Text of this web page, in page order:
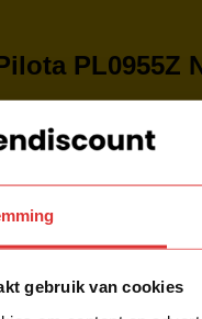
gebruik van cookies
PL0955Z
van
LED-fitting(en) en